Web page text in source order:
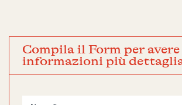
Compila il Form per avere
informazioni più